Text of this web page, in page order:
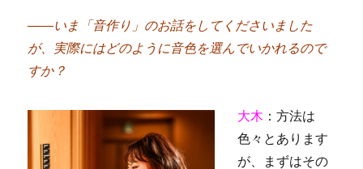
――いま「音作り」のお話をしてくださいました
が、実際にはどのように音色を選んでいかれるので
すか？
大木 ：方法は
色々とあります
が、まずはその